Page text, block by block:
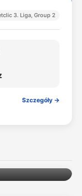
3. Liga, Group 2
Szczegóły →